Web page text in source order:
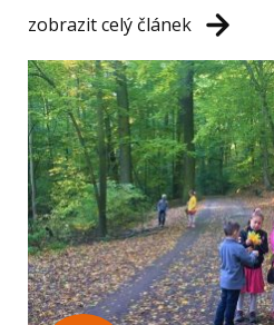
zobrazit celý článek